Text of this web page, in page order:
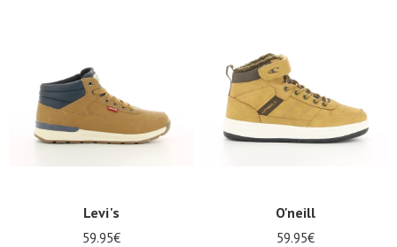
Levi's
59.95€
O'neill
59.95€